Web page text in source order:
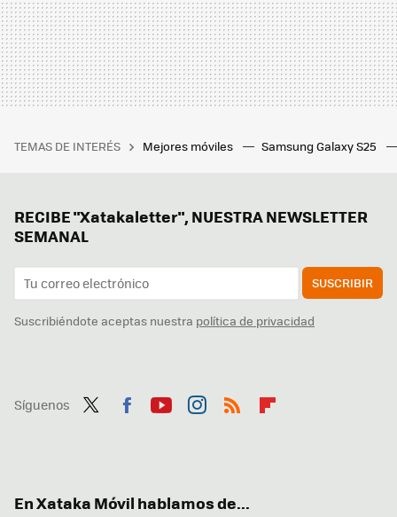
TEMAS DE INTERÉS Mejores móviles Samsung Galaxy S25
RECIBE "Xatakaletter", NUESTRA NEWSLETTER
SEMANAL
SUSCRIBIR
Suscribiéndote aceptas nuestra política de privacidad
Síguenos
En Xataka Móvil hablamos de...